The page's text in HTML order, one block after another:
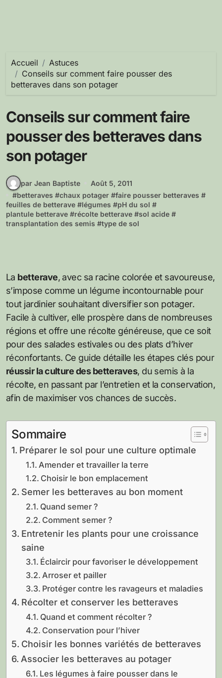
Accueil
Astuces
Conseils sur comment faire pousser des
betteraves dans son potager
Conseils sur comment faire
pousser des betteraves dans
son potager
par Jean Baptiste
Août 5, 2011
#betteraves #chaux potager #faire pousser betteraves #
feuilles de betterave #légumes #pH du sol #
plantule betterave #récolte betterave #sol acide #
transplantation des semis #type de sol
La betterave, avec sa racine colorée et savoureuse,
s’impose comme un légume incontournable pour
tout jardinier souhaitant diversifier son potager.
Facile à cultiver, elle prospère dans de nombreuses
régions et offre une récolte généreuse, que ce soit
pour des salades estivales ou des plats d’hiver
réconfortants. Ce guide détaille les étapes clés pour
réussir la culture des betteraves, du semis à la
récolte, en passant par l’entretien et la conservation,
afin de maximiser vos chances de succès.
Sommaire
Préparer le sol pour une culture optimale
Amender et travailler la terre
Choisir le bon emplacement
Semer les betteraves au bon moment
Quand semer ?
Comment semer ?
Entretenir les plants pour une croissance
saine
Éclaircir pour favoriser le développement
Arroser et pailler
Protéger contre les ravageurs et maladies
Récolter et conserver les betteraves
Quand et comment récolter ?
Conservation pour l’hiver
Choisir les bonnes variétés de betteraves
Associer les betteraves au potager
Les légumes à faire pousser dans le